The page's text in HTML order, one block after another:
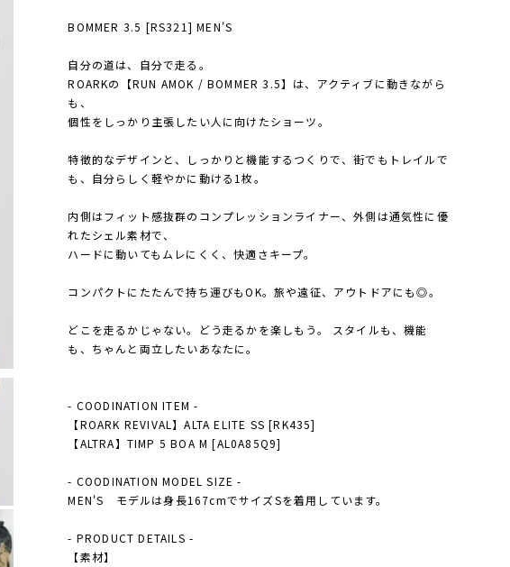
BOMMER 3.5 [RS321] MEN'S
自分の道は、自分で走る。
ROARKの【RUN AMOK / BOMMER 3.5】は、アクティブに動きながら
も、
個性をしっかり主張したい人に向けたショーツ。
特徴的なデザインと、しっかりと機能するつくりで、街でもトレイルで
も、自分らしく軽やかに動ける1枚。
内側はフィット感抜群のコンプレッションライナー、外側は通気性に優
れたシェル素材で、
ハードに動いてもムレにくく、快適さキープ。
コンパクトにたたんで持ち運びもOK。旅や遠征、アウトドアにも◎。
どこを走るかじゃない。どう走るかを楽しもう。 スタイルも、機能
も、ちゃんと両立したいあなたに。
- COODINATION ITEM -
【ROARK REVIVAL】ALTA ELITE SS [RK435]
【ALTRA】TIMP 5 BOA M [AL0A85Q9]
- COODINATION MODEL SIZE -
MEN'S モデルは身長167cmでサイズSを着用しています。
- PRODUCT DETAILS -
【素材】